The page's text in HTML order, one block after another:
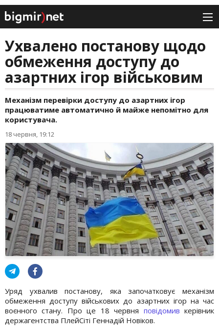
Ухвалено постанову щодо
обмеження доступу до
азартних ігор військовим
Механізм перевірки доступу до азартних ігор
працюватиме автоматично й майже непомітно для
користувача.
18 червня, 19:12
Уряд ухвалив постанову, яка започатковує механізм
обмеження доступу військових до азартних ігор на час
воєнного стану. Про це 18 червня повідомив керівник
держагентства ПлейСіті Геннадій Новіков.